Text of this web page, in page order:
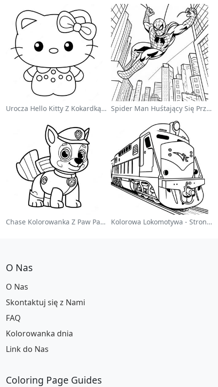
Urocza Hello Kitty Z Kokardką - Kolorowanka Spider Man Huśtający Się Przez Miasto - Kolorowanka
Chase Kolorowanka Z Paw Patrol Kolorowa Lokomotywa - Strona Do Kolorowania
O Nas
O Nas
Skontaktuj się z Nami
FAQ
Kolorowanka dnia
Link do Nas
Coloring Page Guides